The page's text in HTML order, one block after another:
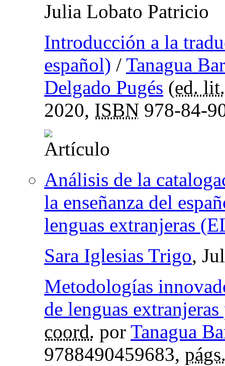
Julia Lobato Patricio
Introducción a la
español) / Tanagua
Delgado Pugés (ed. lit.
2020, ISBN 978-84-
Análisis de la
la enseñanza del
lenguas extranjeras
Sara Iglesias Trigo,
Metodologías
de lenguas
coord. por Tanagua
9788490459683,